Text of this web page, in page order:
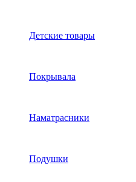
Детские товары
Покрывала
Наматрасники
Подушки